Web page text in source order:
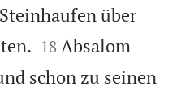
über

18 Absalom
schon zu seinen